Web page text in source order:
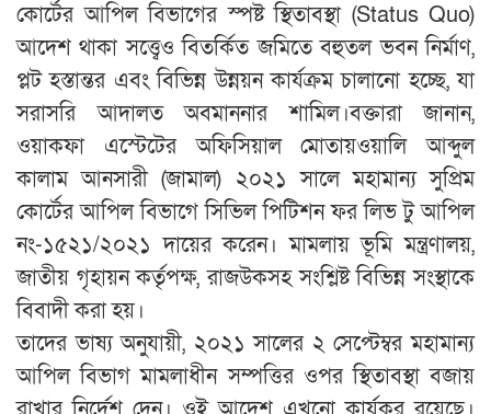
কোর্টের আপিল বিভাগের স্পষ্ট স্থিতাবস্থা (Status Quo)
আদেশ থাকা সত্ত্বেও বিতর্কিত জমিতে বহুতল ভবন নির্মাণ,
প্লট হস্তান্তর এবং বিভিন্ন উন্নয়ন কার্যক্রম চালানো হচ্ছে, যা
সরাসরি আদালত অবমাননার শামিল।বক্তারা জানান,
ওয়াকফা এস্টেটের অফিসিয়াল মোতায়ওয়ালি আব্দুল
কালাম আনসারী (জামাল) ২০২১ সালে মহামান্য সুপ্রিম
কোর্টের আপিল বিভাগে সিভিল পিটিশন ফর লিভ টু আপিল
নং-১৫২১/২০২১ দায়ের করেন। মামলায় ভূমি মন্ত্রণালয়,
জাতীয় গৃহায়ন কর্তৃপক্ষ, রাজউকসহ সংশ্লিষ্ট বিভিন্ন সংস্থাকে
বিবাদী করা হয়।
তাদের ভাষ্য অনুযায়ী, ২০২১ সালের ২ সেপ্টেম্বর মহামান্য
আপিল বিভাগ মামলাধীন সম্পত্তির ওপর স্থিতাবস্থা বজায়